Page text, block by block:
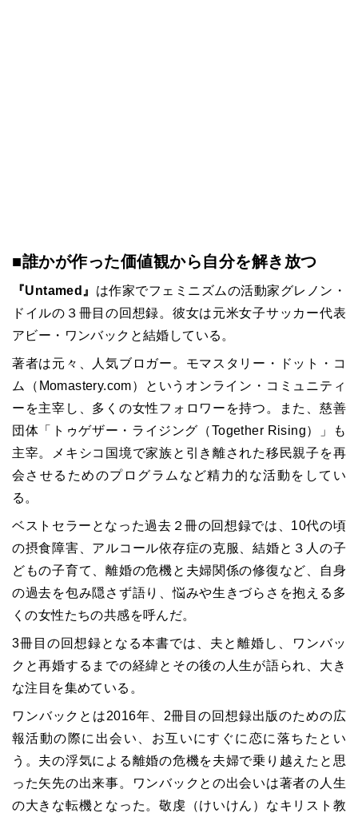
■誰かが作った価値観から自分を解き放つ
『Untamed』 は作家でフェミニズムの活動家グレノン・
ドイルの３冊目の回想録。彼女は元米女子サッカー代表
アビー・ワンバックと結婚している。
著者は元々、人気ブロガー。モマスタリー・ドット・コ
ム（Momastery.com）というオンライン・コミュニティ
ーを主宰し、多くの女性フォロワーを持つ。また、慈善
団体「トゥゲザー・ライジング（Together Rising）」も
主宰。メキシコ国境で家族と引き離された移民親子を再
会させるためのプログラムなど精力的な活動をしてい
る。
ベストセラーとなった過去２冊の回想録では、10代の頃
の摂食障害、アルコール依存症の克服、結婚と３人の子
どもの子育て、離婚の危機と夫婦関係の修復など、自身
の過去を包み隠さず語り、悩みや生きづらさを抱える多
くの女性たちの共感を呼んだ。
3冊目の回想録となる本書では、夫と離婚し、ワンバッ
クと再婚するまでの経緯とその後の人生が語られ、大き
な注目を集めている。
ワンバックとは2016年、2冊目の回想録出版のための広
報活動の際に出会い、お互いにすぐに恋に落ちたとい
う。夫の浮気による離婚の危機を夫婦で乗り越えたと思
った矢先の出来事。ワンバックとの出会いは著者の人生
の大きな転機となった。敬虔（けいけん）なキリスト教